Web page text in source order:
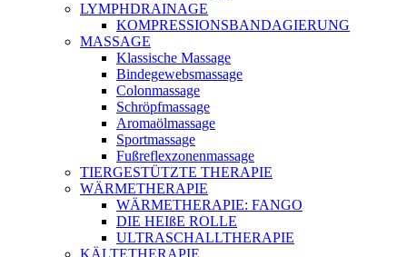
LYMPHDRAINAGE
KOMPRESSIONSBANDAGIERUNG
MASSAGE
Klassische Massage
Bindegewebsmassage
Colonmassage
Schröpfmassage
Aromaölmassage
Sportmassage
Fußreflexzonenmassage
TIERGESTÜTZTE THERAPIE
WÄRMETHERAPIE
WÄRMETHERAPIE: FANGO
DIE HEIßE ROLLE
ULTRASCHALLTHERAPIE
KÄLTETHERAPIE